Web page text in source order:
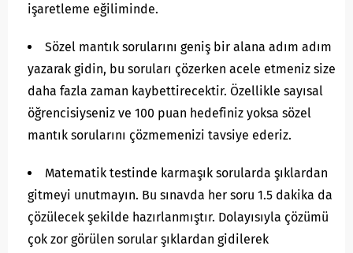
işaretleme eğiliminde.
Sözel mantık sorularını geniş bir alana adım adım
yazarak gidin, bu soruları çözerken acele etmeniz size
daha fazla zaman kaybettirecektir. Özellikle sayısal
öğrencisiyseniz ve 100 puan hedefiniz yoksa sözel
mantık sorularını çözmemenizi tavsiye ederiz.
Matematik testinde karmaşık sorularda şıklardan
gitmeyi unutmayın. Bu sınavda her soru 1.5 dakika da
çözülecek şekilde hazırlanmıştır. Dolayısıyla çözümü
çok zor görülen sorular şıklardan gidilerek